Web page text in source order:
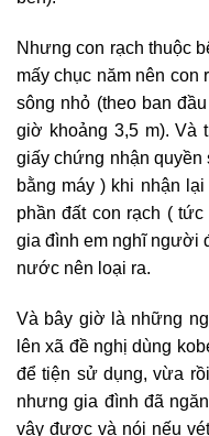
Nhưng con rạch thuộc
mấy chục năm nên con
sông nhỏ (theo ban
giờ khoảng 3,5 m). Và
giấy chứng nhận quyền
bằng máy ) khi nhận
phần đất con rạch (
gia đình em nghĩ người
nước nên loại ra.
Và bây giờ là những
lên xã đề nghị dùng
để tiện sử dụng, vừa
nhưng gia đình đã
vậy được và nói nếu